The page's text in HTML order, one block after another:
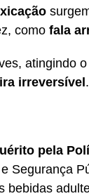
como fala
atingindo
irreversível.
pela
Segurança
bebidas